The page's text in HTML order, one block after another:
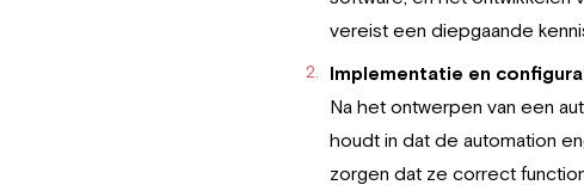
vereist een diepgaande
Implementatie en
Na het ontwerpen van een
houdt in dat de automation
zorgen dat ze correct